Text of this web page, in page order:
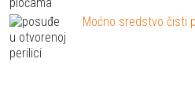
Moćno sredstvo čisti